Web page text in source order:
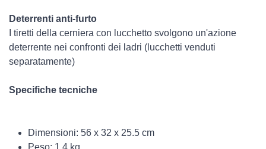
Deterrenti anti-furto
I tiretti della cerniera con lucchetto svolgono un'azione
deterrente nei confronti dei ladri (lucchetti venduti
separatamente)
Specifiche tecniche
Dimensioni: 56 x 32 x 25.5 cm
Peso: 1.4 kg